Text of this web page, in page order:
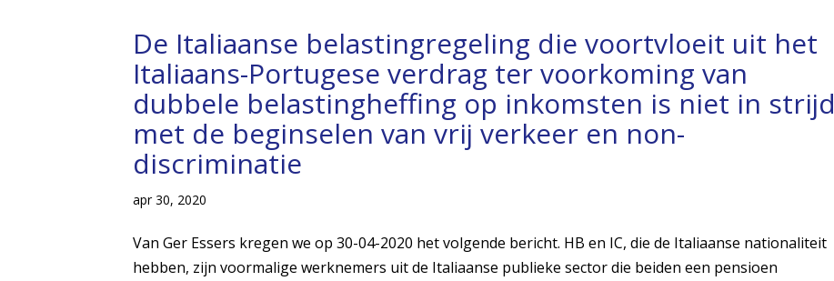
De Italiaanse belastingregeling die voortvloeit uit het
Italiaans-Portugese verdrag ter voorkoming van
dubbele belastingheffing op inkomsten is niet in strijd
met de beginselen van vrij verkeer en non-
discriminatie
apr 30, 2020
Van Ger Essers kregen we op 30-04-2020 het volgende bericht. HB en IC, die de Italiaanse nationaliteit
hebben, zijn voormalige werknemers uit de Italiaanse publieke sector die beiden een pensioen